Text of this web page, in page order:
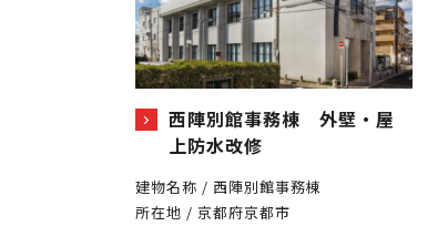
西陣別館事務棟 外壁・屋
上防水改修
建物名称 / 西陣別館事務棟
所在地 / 京都府京都市